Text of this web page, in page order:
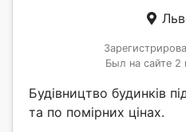
Был на сайте 2
Будівництво будинків
та по помірних цінах.